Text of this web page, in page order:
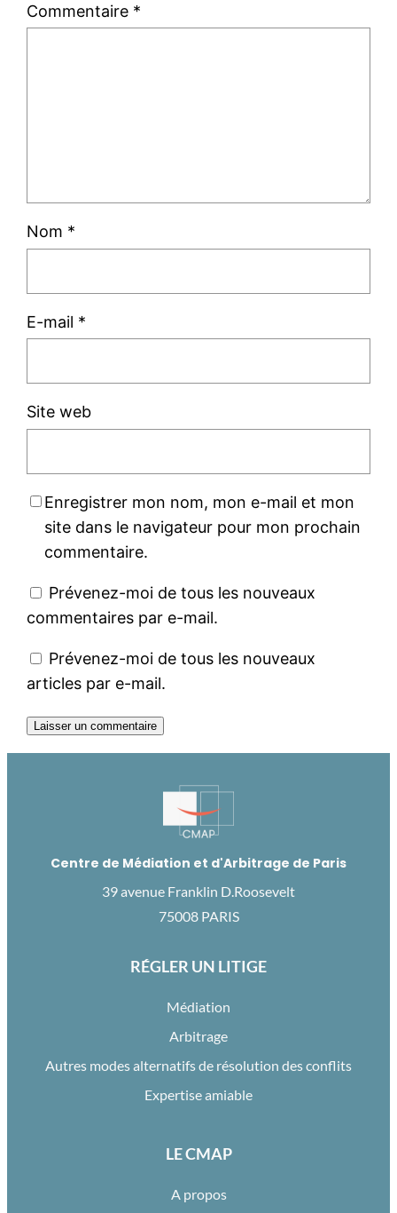
Commentaire *
Nom *
E-mail *
Site web
Enregistrer mon nom, mon e-mail et mon
site dans le navigateur pour mon prochain
commentaire.
Prévenez-moi de tous les nouveaux
commentaires par e-mail.
Prévenez-moi de tous les nouveaux
articles par e-mail.
Centre de Médiation et d'Arbitrage de Paris
39 avenue Franklin D.Roosevelt
75008 PARIS
RÉGLER UN LITIGE
Médiation
Arbitrage
Autres modes alternatifs de résolution des conflits
Expertise amiable
LE CMAP
A propos